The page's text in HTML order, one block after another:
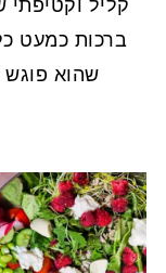
קליל וקטיפתי
ברכות כמעט
שהוא פוגש